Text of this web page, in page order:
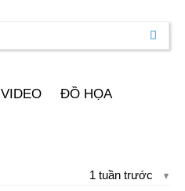
VIDEO ĐỒ HỌA
1 tuần trước